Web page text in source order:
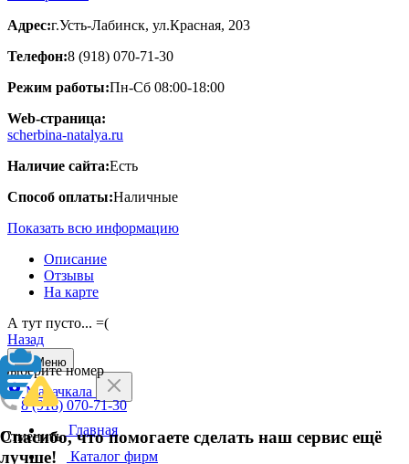
Адрес:г.Усть-Лабинск, ул.Красная, 203
Телефон:8 (918) 070-71-30
Режим работы:Пн-Сб 08:00-18:00
Web-страница:
scherbina-natalya.ru
Наличие сайта:Есть
Способ оплаты:Наличные
Показать всю информацию
Описание
Отзывы
На карте
А тут пусто... =(
Назад
Выберите номер
8 (918) 070-71-30
Отменить
Спасибо, что помогаете сделать наш сервис ещё
лучше!
Меню
Махачкала
Главная
Каталог фирм